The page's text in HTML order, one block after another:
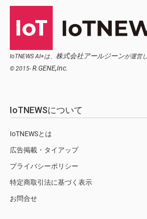
IoTNEWS AI+は、 株式会社アールジーンが運営
© 2015- R.GENE,Inc.
IoTNEWSについて
IoTNEWSとは
広告掲載・タイアップ
プライバシーポリシー
特定商取引法に基づく表示
お問合せ